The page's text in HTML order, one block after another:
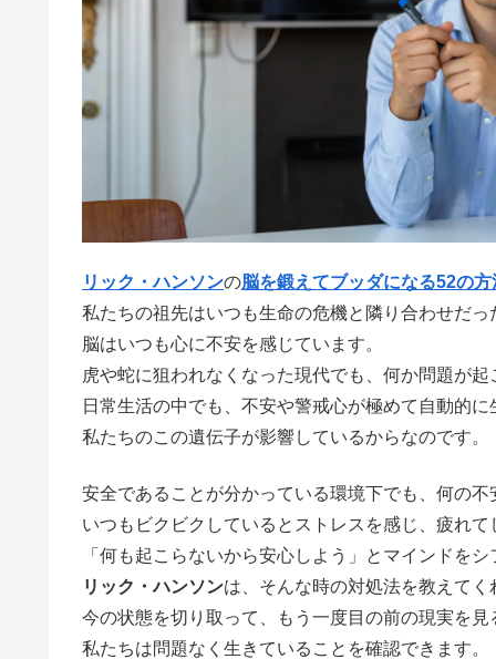
リック・ハンソンの脳を鍛えてブッダになる52の方
私たちの祖先はいつも生命の危機と隣り合わせだっ
脳はいつも心に不安を感じています。
虎や蛇に狙われなくなった現代でも、何か問題が
日常生活の中でも、不安や警戒心が極めて自動的
私たちのこの遺伝子が影響しているからなのです。
安全であることが分かっている環境下でも、何の
いつもビクビクしているとストレスを感じ、疲れて
「何も起こらないから安心しよう」とマインドを
リック・ハンソンは、そんな時の対処法を教えてく
今の状態を切り取って、もう一度目の前の現実を見
私たちは問題なく生きていることを確認できます。